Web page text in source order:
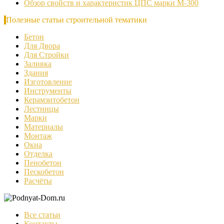
Обзор свойств и характеристик ЦПС марки М-300
Полезные статьи строительной тематики
Бетон
Для Двора
Для Стройки
Заливка
Здания
Изготовление
Инструменты
Керамзитобетон
Лестницы
Марки
Материалы
Монтаж
Окна
Отделка
Пенобетон
Пескобетон
Расчёты
Все статьи